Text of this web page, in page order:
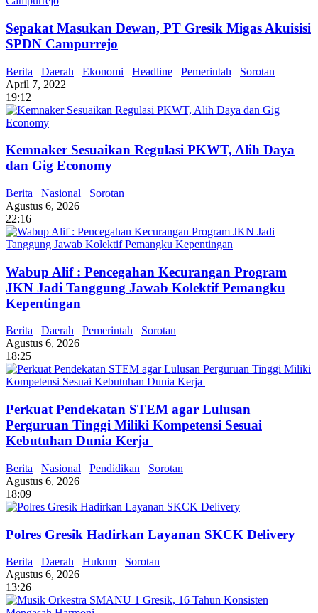
Sepakat Masukan Dewan, PT Gresik Migas Akuisisi
SPDN Campurrejo
Berita Daerah Ekonomi Headline Pemerintah
Sorotan
April 7, 2022
19:12
Kemnaker Sesuaikan Regulasi PKWT, Alih Daya
dan Gig Economy
Berita Nasional
Sorotan
Agustus 6, 2026
22:16
Wabup Alif : Pencegahan Kecurangan Program
JKN Jadi Tanggung Jawab Kolektif Pemangku
Kepentingan
Berita Daerah Pemerintah
Sorotan
Agustus 6, 2026
18:25
Perkuat Pendekatan STEM agar Lulusan
Perguruan Tinggi Miliki Kompetensi Sesuai
Kebutuhan Dunia Kerja
Berita Nasional Pendidikan
Sorotan
Agustus 6, 2026
18:09
Polres Gresik Hadirkan Layanan SKCK Delivery
Berita Daerah Hukum
Sorotan
Agustus 6, 2026
13:26